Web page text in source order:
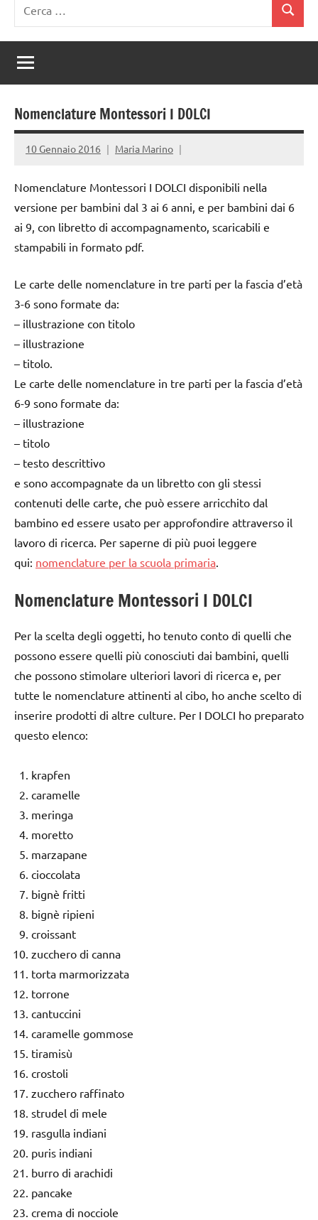
per:
Cerca
Nomenclature Montessori I DOLCI
10 Gennaio 2016 Maria Marino
Nomenclature Montessori I DOLCI disponibili nella
versione per bambini dal 3 ai 6 anni, e per bambini dai 6
ai 9, con libretto di accompagnamento, scaricabili e
stampabili in formato pdf.
Le carte delle nomenclature in tre parti per la fascia d’età
3-6 sono formate da:
– illustrazione con titolo
– illustrazione
– titolo.
Le carte delle nomenclature in tre parti per la fascia d’età
6-9 sono formate da:
– illustrazione
– titolo
– testo descrittivo
e sono accompagnate da un libretto con gli stessi
contenuti delle carte, che può essere arricchito dal
bambino ed essere usato per approfondire attraverso il
lavoro di ricerca. Per saperne di più puoi leggere
qui: nomenclature per la scuola primaria
Nomenclature Montessori I DOLCI
Per la scelta degli oggetti, ho tenuto conto di quelli che
possono essere quelli più conosciuti dai bambini, quelli
che possono stimolare ulteriori lavori di ricerca e, per
tutte le nomenclature attinenti al cibo, ho anche scelto di
inserire prodotti di altre culture. Per I DOLCI ho preparato
questo elenco:
krapfen
caramelle
meringa
moretto
marzapane
cioccolata
bignè fritti
bignè ripieni
croissant
zucchero di canna
torta marmorizzata
torrone
cantuccini
caramelle gommose
tiramisù
crostoli
zucchero raffinato
strudel di mele
rasgulla indiani
puris indiani
burro di arachidi
pancake
crema di nocciole